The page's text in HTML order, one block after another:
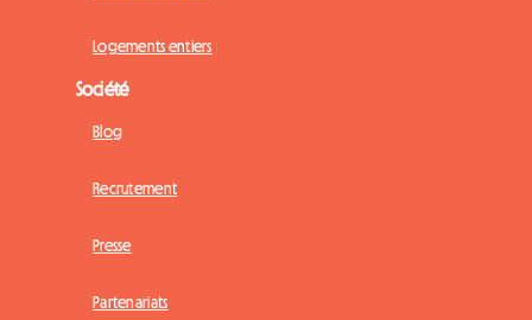
Logements entiers
Société
Blog
Recrutement
Presse
Partenariats